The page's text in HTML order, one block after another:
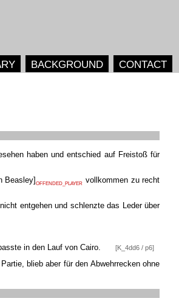
BACKGROUND CONTACT
haben und entschied auf Freistoß für
Beasley]OFFENDED_PLAYER vollkommen zu recht
entgehen und schlenzte das Leder über
in den Lauf von Cairo. [K_4dd6 / p6]
blieb aber für den Abwehrrecken ohne